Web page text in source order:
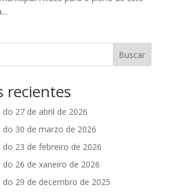
Buscar
recientes
27 de abril de 2026
do 30 de marzo de 2026
do 23 de febreiro de 2026
26 de xaneiro de 2026
do 29 de decembro de 2025